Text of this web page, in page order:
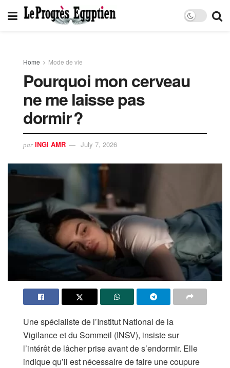
Home Mode de vie
Pourquoi mon cerveau
ne me laisse pas
dormir ?
par INGI AMR July 7, 2026
Une spécialiste de l’Institut National de la
Vigilance et du Sommeil (INSV), insiste sur
l’intérêt de lâcher prise avant de s’endormir. Elle
indique qu’il est nécessaire de faire une coupure